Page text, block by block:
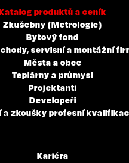
produktů a ceník
Zkušebny (Metrologie)
Bytový fond
servisní a montážní
Města a obce
Teplárny a průmysl
Projektanti
Developeři
a zkoušky profesní
Kariéra